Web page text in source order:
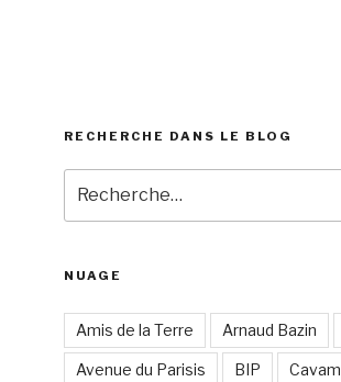
RECHERCHE DANS LE BLOG
pour
NUAGE
Amis de la Terre Arnaud Bazin
Avenue du Parisis BIP Cavam